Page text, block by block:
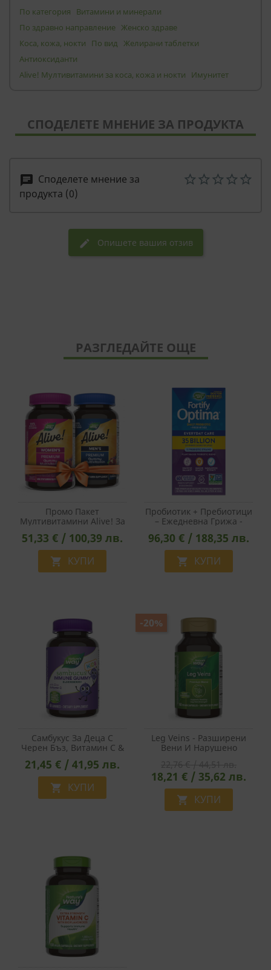
По категория
Витамини и минерали
По здравно направление Женско здраве
Коса, кожа, нокти
По вид Желирани таблетки
Антиоксиданти
Alive! Мултивитамини за коса, кожа и нокти
Имунитет
СПОДЕЛЕТЕ МНЕНИЕ ЗА ПРОДУКТА
chat Споделете мнение за
продукта (0)
edit Опишете вашия отзив
РАЗГЛЕДАЙТЕ ОЩЕ
Промо Пакет
Мултивитамини Alive! За
Жени И Мъже
51,33 € / 100,39 лв.
 КУПИ
Пробиотик + Пребиотици
– Ежедневна Грижа -
Fortify Optima Probiotic
Everyday Care, 35 Млрд.
Активни Пробиотици, 60
Капсули
96,30 € / 188,35 лв.
 КУПИ
Самбукус За Деца С
Черен Бъз, Витамин С &
Цинк, 60 Желирани
Таблетки
21,45 € / 41,95 лв.
 КУПИ
Leg Veins - Разширени
Вени И Нарушено
Билки И Витамин С, 60
Капсули
18,21 € / 35,62 лв.
 КУПИ
-20%